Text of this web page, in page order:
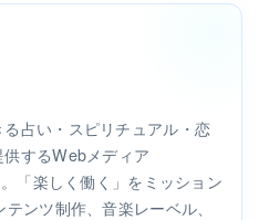
占い・スピリチュアル・恋
するWebメディア
「楽しく働く」をミッション
ンツ制作、音楽レーベル、